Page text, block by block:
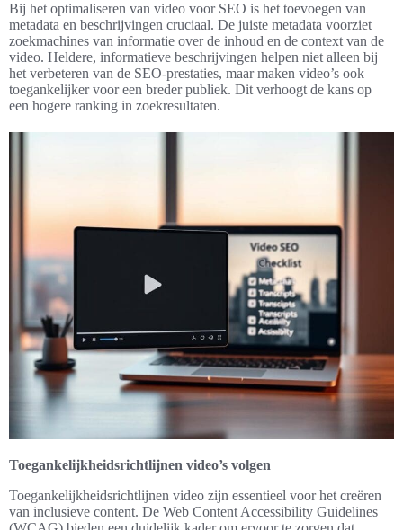
Bij het optimaliseren van video voor SEO is het toevoegen van
metadata en beschrijvingen cruciaal. De juiste metadata voorziet
zoekmachines van informatie over de inhoud en de context van de
video. Heldere, informatieve beschrijvingen helpen niet alleen bij
het verbeteren van de SEO-prestaties, maar maken video’s ook
toegankelijker voor een breder publiek. Dit verhoogt de kans op
een hogere ranking in zoekresultaten.
Toegankelijkheidsrichtlijnen video’s volgen
Toegankelijkheidsrichtlijnen video zijn essentieel voor het creëren
van inclusieve content. De Web Content Accessibility Guidelines